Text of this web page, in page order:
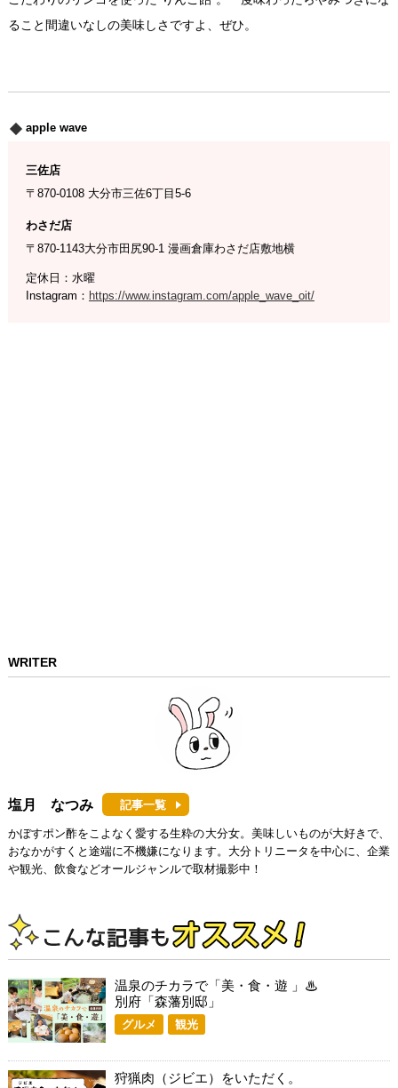
ること間違いなしの美味しさですよ、ぜひ。
apple wave
三佐店
〒870-0108 大分市三佐6丁目5-6
わさだ店
〒870-1143大分市田尻90-1 漫画倉庫わさだ店敷地横
定休日：水曜
Instagram： https://www.instagram.com/apple_wave_oit/
WRITER
塩月 なつみ 記事一覧
かぼすポン酢をこよなく愛する生粋の大分女。美味しいものが大好きで、
おなかがすくと途端に不機嫌になります。大分トリニータを中心に、企業
や観光、飲食などオールジャンルで取材撮影中！
温泉のチカラで「美・食・遊 」♨
別府「森藩別邸」
グルメ 観光
狩猟肉（ジビエ）をいただく。